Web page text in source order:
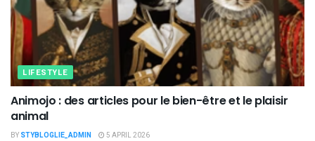
LIFESTYLE
Animojo : des articles pour le bien-être et le plaisir
animal
BY STYBLOGLIE_ADMIN 5 APRIL 2026